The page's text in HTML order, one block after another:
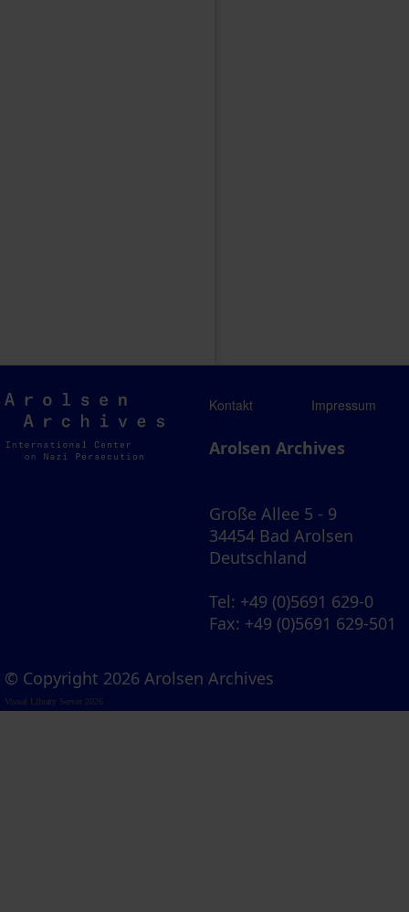
Arolsen
Archives
Kontakt Impressum
Arolsen Archives
Große Allee 5 - 9
34454 Bad Arolsen
Deutschland
Tel: +49 (0)5691 629-0
Fax: +49 (0)5691 629-501
© Copyright 2026 Arolsen Archives
Visual Library Server 2026